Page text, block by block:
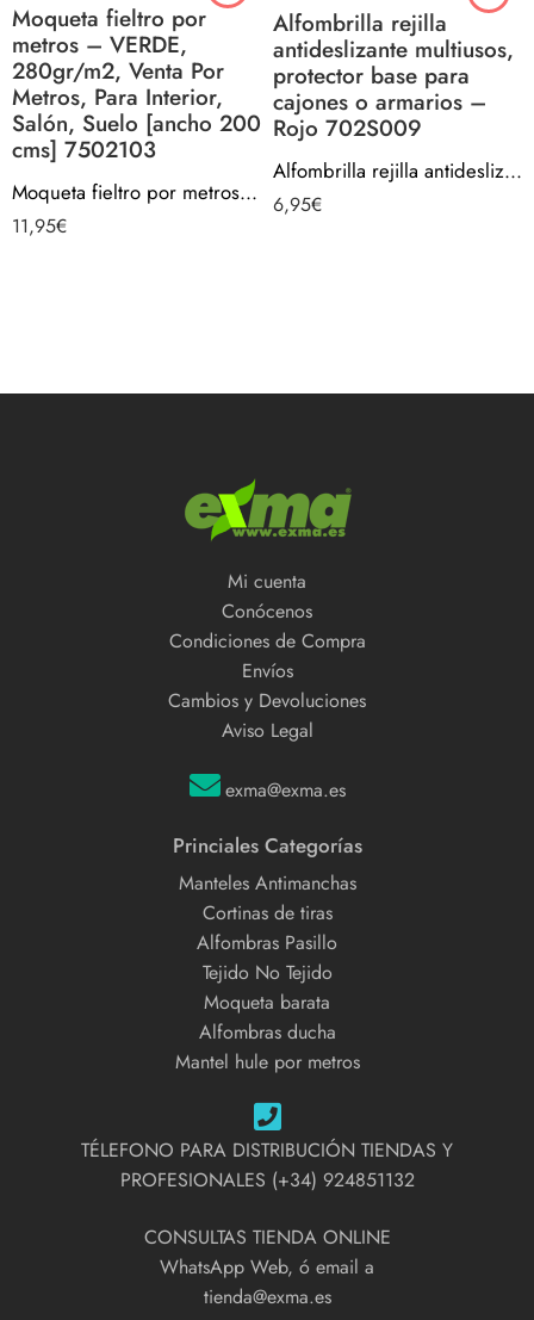
Moqueta fieltro por
metros – VERDE,
280gr/m2, Venta Por
Metros, Para Interior,
Salón, Suelo [ancho 200
cms] 7502103
Moqueta fieltro por metros – VERDE, 280gr/m2, Venta Por Metros, Para Interior, Salón, Suelo [ancho 200 cms] 7502103
11,95€
Alfombrilla rejilla
antideslizante multiusos,
protector base para
cajones o armarios –
Rojo 702S009
Alfombrilla rejilla antideslizante multiusos, protector base para cajones o armarios – Rojo 702S009
6,95€
Mi cuenta
Conócenos
Condiciones de Compra
Envíos
Cambios y Devoluciones
Aviso Legal
exma@exma.es
Princiales Categorías
Manteles Antimanchas
Cortinas de tiras
Alfombras Pasillo
Tejido No Tejido
Moqueta barata
Alfombras ducha
Mantel hule por metros
TÉLEFONO PARA DISTRIBUCIÓN TIENDAS Y
PROFESIONALES (+34) 924851132
CONSULTAS TIENDA ONLINE
WhatsApp Web, ó email a
tienda@exma.es